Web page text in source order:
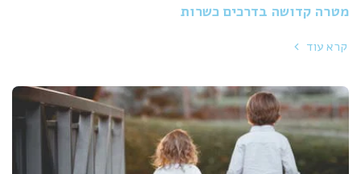
מטרה קדושה בדרכים כשרות
קרא עוד